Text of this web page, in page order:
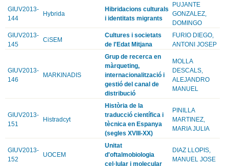
GIUV2013-
144
Hybrida
Hibridacions culturals
i identitats migrants
PUJANTE
GONZALEZ,
DOMINGO
GIUV2013-
145
CiSEM
Cultures i societats
de l'Edat Mitjana
FURIO DIEGO,
ANTONI JOSEP
GIUV2013-
146
MARKINADIS
Grup de recerca en
màrqueting,
internacionalització i
gestió del canal de
distribució
MOLLA
DESCALS,
ALEJANDRO
MANUEL
GIUV2013-
151
Histradcyt
Història de la
traducció científica i
tècnica en Espanya
(segles XVIII-XX)
PINILLA
MARTINEZ,
MARIA JULIA
GIUV2013-
152
UOCEM
Unitat
d'oftalmobiologia
cel·lular i molecular
DIAZ LLOPIS,
MANUEL JOSE